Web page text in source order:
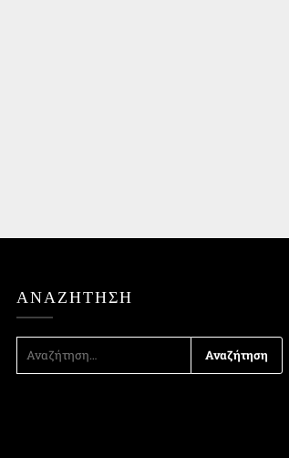
ΑΝΑΖΉΤΗΣΗ
ΓΙΑ: